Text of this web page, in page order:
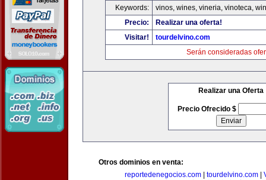
Keywords:
vinos, wines, vineria, vinoteca,
Precio:
Realizar una oferta!
Visitar!
tourdelvino.com
Serán consideradas
Realizar una Oferta
Precio Ofrecido $
Otros dominios en venta:
reportedenegocios.com| tourdelvino.com|